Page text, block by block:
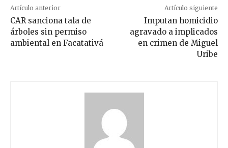
Artículo anterior
CAR sanciona tala de
árboles sin permiso
ambiental en Facatativá
Artículo siguiente
Imputan homicidio
agravado a implicados
en crimen de Miguel
Uribe